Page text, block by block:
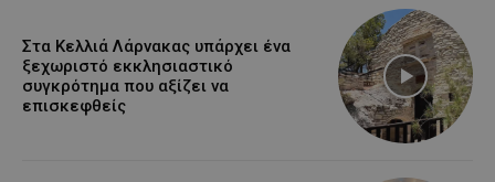
Στα Κελλιά Λάρνακας υπάρχει ένα
ξεχωριστό εκκλησιαστικό
συγκρότημα που αξίζει να
επισκεφθείς